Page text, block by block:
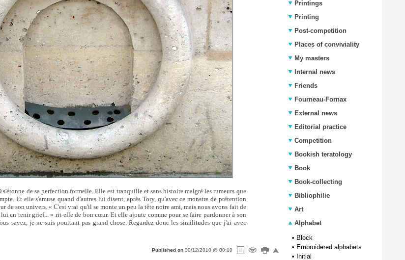
de sa perfection formelle. Elle est tranquille et sans histoire malgré les rumeurs que
Et elle s'amuse quand d'autres lui disent, après Tory, qu'avec ce monstre de prétention
de son univers. « C'est vrai qu'il se monte un peu la tête notre ami, mais nous avons fait de
en tenir grief... » rit-elle de bon cœur. Et elle ajoute comme pour se faire pardonner à son
savez, je ne suis pourtant pas grand chose. Regardez-donc les similitudes que j'ai avec
Published on 30/12/2010 @ 00:10
Printings
Printing
Post-competition
Places of conviviality
My masters
Internal news
Friends
Fourneau-Fornax
External news
Editorial practice
Competition
Bookish teratology
Book
Book-collecting
Bibliophilie
Art
Alphabet
• Block
• Embroidered alphabets
• Initial